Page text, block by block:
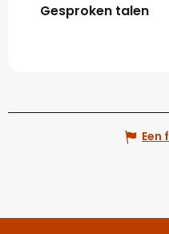
Gesproken talen
Gesproken talen
Een